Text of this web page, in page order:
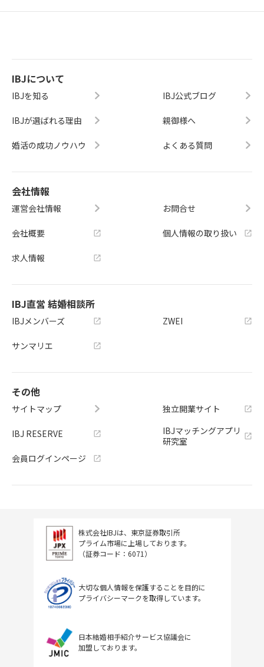
IBJについて
IBJを知る
IBJが選ばれる理由
婚活の成功ノウハウ
IBJ公式ブログ
親御様へ
よくある質問
会社情報
運営会社情報
会社概要
求人情報
お問合せ
個人情報の取り扱い
IBJ直営 結婚相談所
IBJメンバーズ
サンマリエ
ZWEI
その他
サイトマップ
IBJ RESERVE
会員ログインページ
独立開業サイト
IBJマッチングアプリ
研究室
株式会社IBJは、東京証券取引所
プライム市場に上場しております。
（証券コード：6071）
大切な個人情報を保護することを目的に
プライバシーマークを取得しています。
日本結婚相手紹介サービス協議会に
加盟しております。